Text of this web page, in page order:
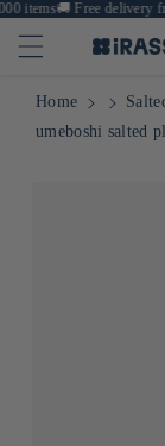
items🚚Free delivery
Home
umeboshi salted